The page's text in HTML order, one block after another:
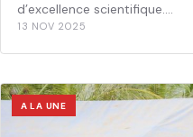
d’excellence scientifique.…
13 NOV 2025
A LA UNE